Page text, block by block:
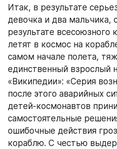
Итак, в результате
девочка и два мальчика,
результате всесоюзного
летят в космос на
самом начале полета,
единственный взрослый
«Википедии»: «Серия
после этого аварийных
детей-космонавтов
самостоятельные
ошибочные действия
кораблю. С честью